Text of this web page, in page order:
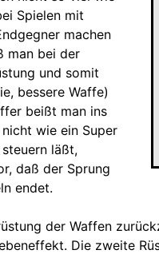
Spielen mit
machen
man bei der
und somit
bessere Waffe)
beißt man ins
wie ein Super
läßt,
daß der Sprung
endet.
der Waffen
Die zweite